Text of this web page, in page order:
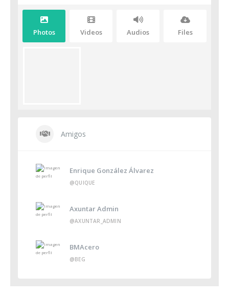
Photos Videos Audios Files
Amigos
Enrique González Álvarez
@QUIQUE
Axuntar Admin
@AXUNTAR_ADMIN
BMAcero
@BEG